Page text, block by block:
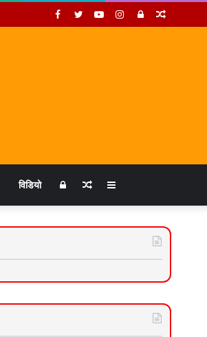
Random
Log
Instagram
YouTube
Twitter
Facebook
विडियो Sidebar
Random
Article
Log
In